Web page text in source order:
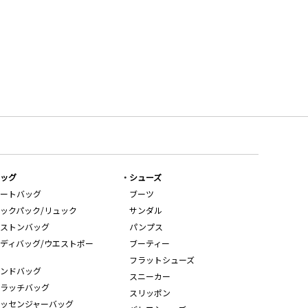
グ
トバッグ
クパック/リュック
トンバッグ
ィバッグ/ウエストポー
ドバッグ
ッチバッグ
センジャーバッグ
シューズ
ブーツ
サンダル
パンプス
ブーティー
フラットシューズ
スニーカー
スリッポン